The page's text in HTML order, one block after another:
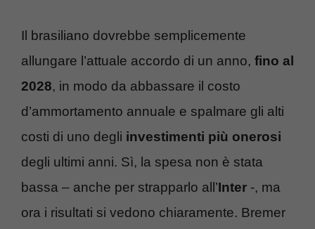
Il brasiliano dovrebbe semplicemente
allungare l’attuale accordo di un anno, fino al
2028, in modo da abbassare il costo
d’ammortamento annuale e spalmare gli alti
costi di uno degli investimenti più onerosi
degli ultimi anni. Sì, la spesa non è stata
bassa – anche per strapparlo all’Inter -, ma
ora i risultati si vedono chiaramente. Bremer